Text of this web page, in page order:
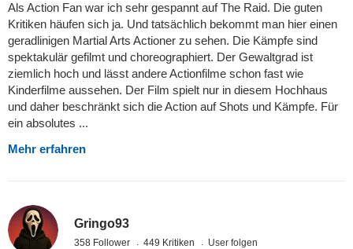
Als Action Fan war ich sehr gespannt auf The Raid. Die guten
Kritiken häufen sich ja. Und tatsächlich bekommt man hier einen
geradlinigen Martial Arts Actioner zu sehen. Die Kämpfe sind
spektakulär gefilmt und choreographiert. Der Gewaltgrad ist
ziemlich hoch und lässt andere Actionfilme schon fast wie
Kinderfilme aussehen. Der Film spielt nur in diesem Hochhaus
und daher beschränkt sich die Action auf Shots und Kämpfe. Für
ein absolutes ...
Mehr erfahren
Gringo93
358 Follower 449 Kritiken User folgen